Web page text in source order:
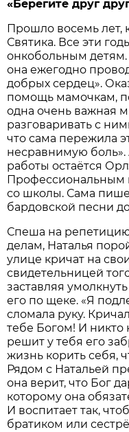
«Берегите друг
Прошло восемь лет,
Святика. Все эти
онкобольным
она ежегодно
добрых сердец».
помощь мамочкам,
одна очень важная
разговаривать с
что сама пережила
несравнимую
работы остаётся
Профессиональным
со школы. Сама
бардовской песни
Спеша на
делам, Наталья
улице кричат на
свидетельницей
заставляя
его по щеке. «Я
сломала руку.
тебе Богом! И никто
решит у тебя его
жизнь корить себя,
Рядом с Натальей
она верит, что Бог
которому она
И воспитает так,
братиком или